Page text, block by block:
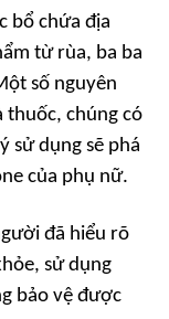
bổ chứa địa
từ rùa, ba ba
số nguyên
thuốc, chúng có
sử dụng sẽ phá
của phụ nữ.
đã hiểu rõ
sử dụng
bảo vệ được